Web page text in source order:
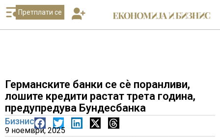
Претплати се
Германските банки се сè поранливи,
лошите кредити растат трета година,
предупредува Бундесбанка
Бизнис
9 ноември, 2025